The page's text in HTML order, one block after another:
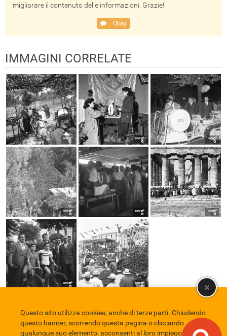
migliorare il contenuto delle informazioni. Grazie!
Okay
IMMAGINI CORRELATE
Comune di Eboli Servizio Bibliotecario Nazionale
Privacy policy
Credits
Questo sito utilizza cookies, anche di terze parti. Chiudendo
questo banner, scorrendo questa pagina o cliccando
qualunque suo elemento, acconsenti al loro impiego in